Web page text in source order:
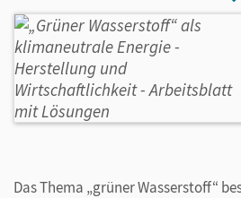
Das Thema „grüner Wasserstoff“